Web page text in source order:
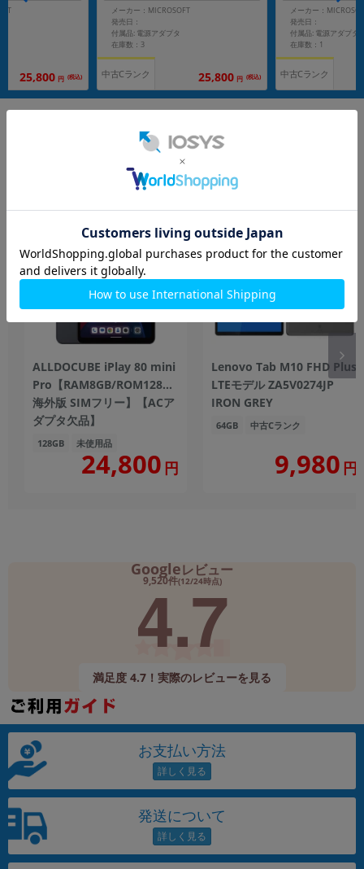
25,800 円 (税込)
o】
メーカー：MICROSOFT
発売日：
付属品: 電源アダプタ
在庫数：3
中古Cランク 25,800 円 (税込)
o】
メーカー：
発売日：
付属品: 電源アダプタ/
在庫数：1
中古Cランク
ALLDOCUBE iPlay 80 mini
Pro【RAM8GB/ROM128GB/
海外版 SIMフリー】【ACア
ダプタ欠品】
128GB 未使用品
24,800 円
Lenovo Tab M10 FHD Plus
LTEモデル ZA5V0274JP
IRON GREY
64GB 中古Cランク
9,980 円
Googleレビュー
9,520件(12/24時点)
4.7
満足度 4.7！実際のレビューを見る
お支払い方法
発送について